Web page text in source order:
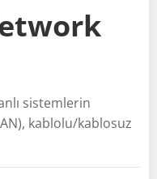
sistemlerin
kablolu/kablosuz